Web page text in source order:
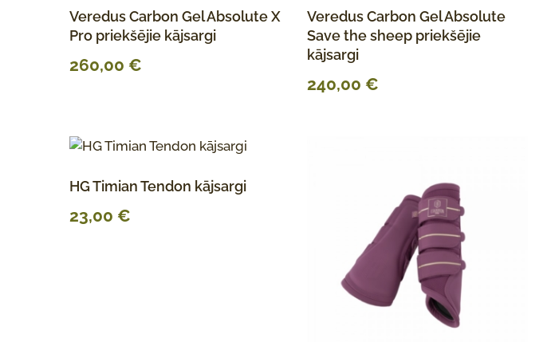
Veredus Carbon Gel Absolute X
Pro priekšējie kājsargi
260,00 €
Veredus Carbon Gel Absolute
Save the sheep priekšējie
kājsargi
240,00 €
HG Timian Tendon kājsargi
23,00 €